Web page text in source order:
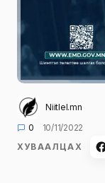
Niitlel.mn
0
10/11/2022
ХУВААЛЦАХ